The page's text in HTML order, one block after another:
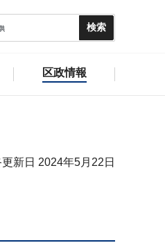
区政情報
新日 2024年5月22日